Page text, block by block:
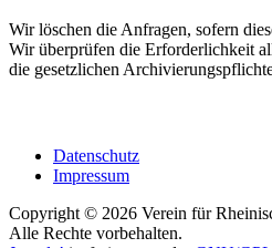
Wir löschen die Anfragen, sofern
Wir überprüfen die Erforderlichkeit
die gesetzlichen
Datenschutz
Impressum
Copyright © 2026 Verein für
Alle Rechte vorbehalten.